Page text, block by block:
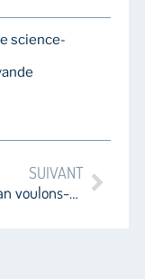
science-
SUIVANT
Quel océan voulons-nous ? Voix autochtones, inclusion et justice épistémique face aux défis systémiques